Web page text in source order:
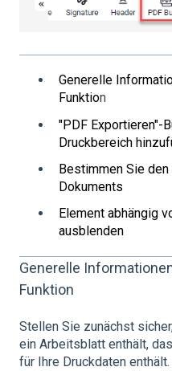
Generelle
Funktion
"PDF Exportieren"-
Druckbereich
Bestimmen Sie
Dokuments
Element abhängig
ausblenden
Generelle
Funktion
Stellen Sie zunächst
ein Arbeitsblatt enthält,
für Ihre Druckdaten